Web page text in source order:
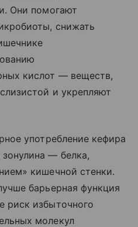
Они помогают
снижать
кислот — веществ,
и укрепляют
употребление кефира
— белка,
кишечной стенки.
барьерная функция
риск избыточного
молекул